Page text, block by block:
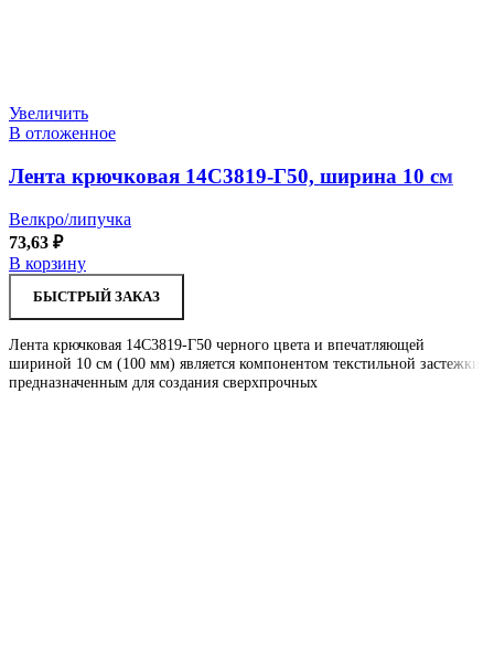
Увеличить
В отложенное
Лента крючковая 14С3819-Г50, ширина 10 см
Велкро/липучка
73,63 ₽
В корзину
БЫСТРЫЙ ЗАКАЗ
Лента крючковая 14С3819-Г50 черного цвета и впечатляющей
шириной 10 см (100 мм) является компонентом текстильной застежки,
предназначенным для создания сверхпрочных